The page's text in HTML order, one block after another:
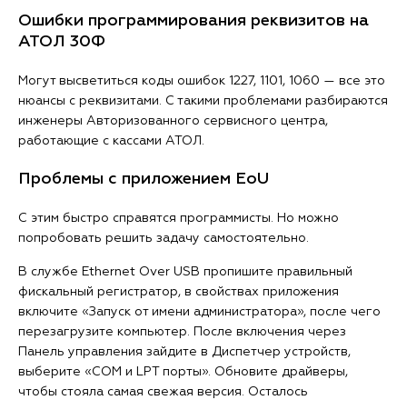
Ошибки программирования реквизитов на
АТОЛ 30Ф
Могут высветиться коды ошибок 1227, 1101, 1060 — все это
нюансы с реквизитами. С такими проблемами разбираются
инженеры Авторизованного сервисного центра,
работающие с кассами АТОЛ.
Проблемы с приложением EoU
С этим быстро справятся программисты. Но можно
попробовать решить задачу самостоятельно.
В службе Ethernet Over USB пропишите правильный
фискальный регистратор, в свойствах приложения
включите «Запуск от имени администратора», после чего
перезагрузите компьютер. После включения через
Панель управления зайдите в Диспетчер устройств,
выберите «COM и LPT порты». Обновите драйверы,
чтобы стояла самая свежая версия. Осталось